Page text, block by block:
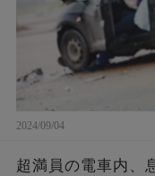
2024/09/04
超満員の電車内、